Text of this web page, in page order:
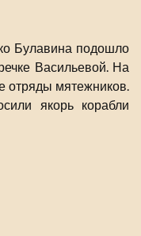
Булавина подошло
Васильевой. На
отряды мятежников.
якорь корабли